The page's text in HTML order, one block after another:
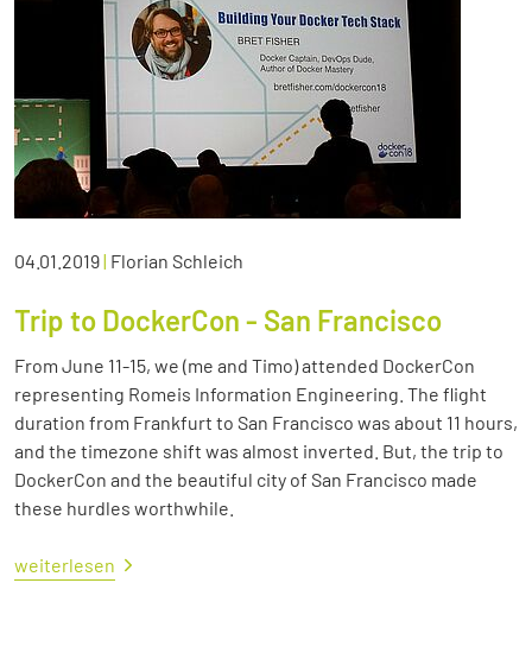
04.01.2019| Florian Schleich
Trip to DockerCon - San Francisco
From June 11-15, we (me and Timo) attended DockerCon
representing Romeis Information Engineering. The flight
duration from Frankfurt to San Francisco was about 11 hours,
and the timezone shift was almost inverted. But, the trip to
DockerCon and the beautiful city of San Francisco made
these hurdles worthwhile.
weiterlesen